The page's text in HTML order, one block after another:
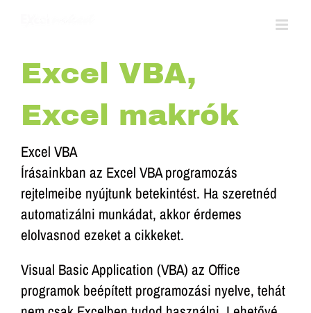
Excel VBA,
Excel makrók
Excel VBA
Írásainkban az Excel VBA programozás
rejtelmeibe nyújtunk betekintést. Ha szeretnéd
automatizálni munkádat, akkor érdemes
elolvasnod ezeket a cikkeket.
Visual Basic Application (VBA) az Office
programok beépített programozási nyelve, tehát